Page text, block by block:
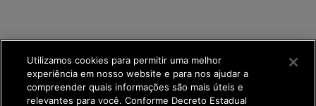
Utilizamos cookies para permitir uma melhor
experiência em nosso website e para nos ajudar a
compreender quais informações são mais úteis e
relevantes para você. Conforme Decreto Estadual